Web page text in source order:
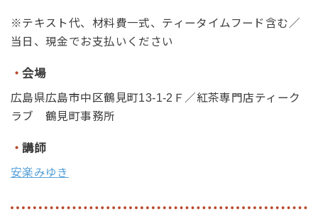
※テキスト代、材料費一式、ティータイムフード含む／
当日、現金でお支払いください
・会場
広島県広島市中区鶴見町13-1-2Ｆ／紅茶専門店ティーク
ラブ 鶴見町事務所
・講師
安楽みゆき